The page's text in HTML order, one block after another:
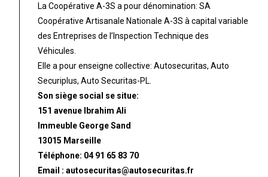
La Coopérative A-3S a pour dénomination: SA
Coopérative Artisanale Nationale A-3S à capital variable
des Entreprises de l’Inspection Technique des
Véhicules.
Elle a pour enseigne collective: Autosecuritas, Auto
Securiplus, Auto Securitas-PL.
Son siège social se situe:
151 avenue Ibrahim Ali
Immeuble George Sand
13015 Marseille
Téléphone: 04 91 65 83 70
Email : autosecuritas@autosecuritas.fr